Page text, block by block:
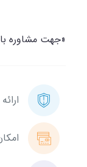
«جهت مشاوره